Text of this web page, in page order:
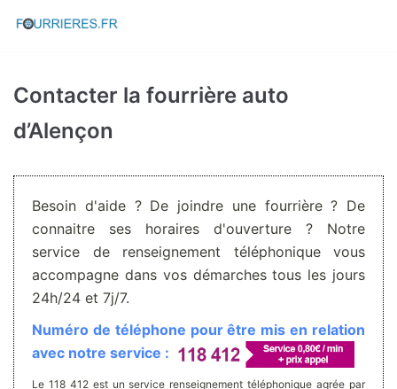
Aller
Contacter la fourrière auto
d’Alençon
Besoin d'aide ? De joindre une fourrière ? De
connaitre ses horaires d'ouverture ? Notre
service de renseignement téléphonique vous
accompagne dans vos démarches tous les jours
24h/24 et 7j/7.
Numéro de téléphone pour être mis en relation
avec notre service :
Le 118 412 est un service renseignement téléphonique agrée par